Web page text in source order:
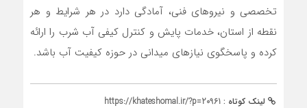
تخصصی و نیروهای فنی، آمادگی دارد در هر شرایط و هر
نقطه از استان، خدمات پایش و کنترل کیفی آب شرب را ارائه
کرده و پاسخگوی نیازهای میدانی در حوزه کیفیت آب باشد.
لینک کوتاه : https://khateshomal.ir/?p=20961